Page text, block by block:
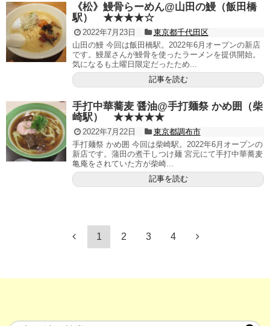
《松》鰻骨らーめん@山田の鰻（飯田橋
駅） ★★★★☆
2022年7月23日
東京都千代田区
山田の鰻 今回は飯田橋駅。2022年6月オープンの新店
です。鰻屋さんが鰻骨を使ったラーメンを提供開始。
気になるも土曜日限定だったため...
記事を読む
手打中華蕎麦 醤油@手打麺祭 かめ囲（柴
崎駅） ★★★★★
2022年7月22日
東京都調布市
手打麺祭 かめ囲 今回は柴崎駅。2022年6月オープンの
新店です。蒲田の煮干しつけ麺 宮元にて手打中華蕎麦
亀庵をされていた方が柴崎...
記事を読む
1 2 3 4